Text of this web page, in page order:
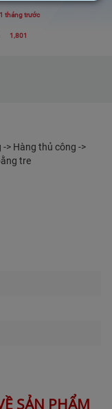
tháng trước
1,801
> Hàng thủ công ->
tre
SẢN PHẨM